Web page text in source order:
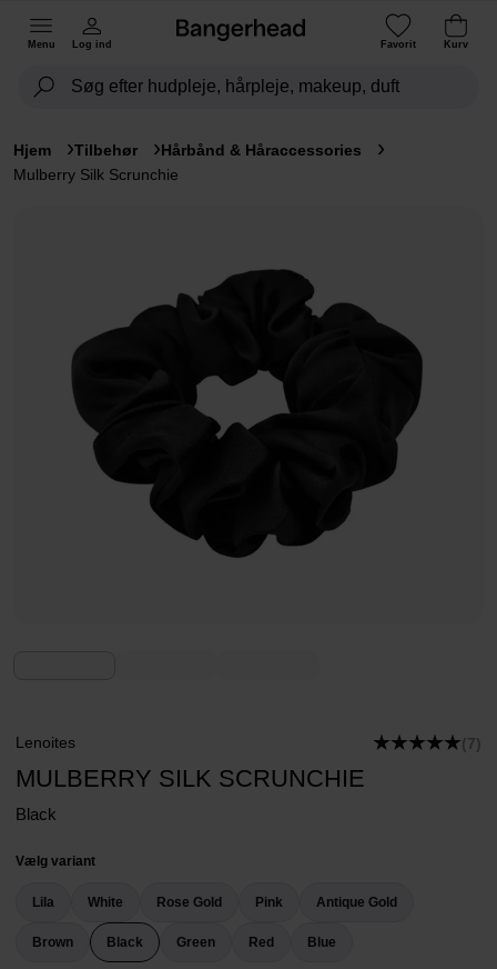
Menu Log ind Favorit Kurv
Hjem Tilbehør
Hårbånd & Håraccessories
Mulberry Silk Scrunchie
Lenoites (7)
MULBERRY SILK SCRUNCHIE
Black
Vælg variant
Lila White Rose Gold Pink Antique Gold
Brown Black Green Red Blue